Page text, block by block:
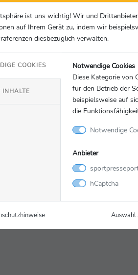
Wasserball
Aquatics Water Polo
Men - Belgrade
- Group A...
ist uns wichtig! Wir und
auf Ihrem Gerät zu, indem wir
diesbezüglich verwalten.
COOKIES
INHALTE
Notwendige Cookies
Diese Kategorie von
für den Betrieb der
beispielsweise auf
die
Notwendige
Anbieter
hCaptcha
Auswahl